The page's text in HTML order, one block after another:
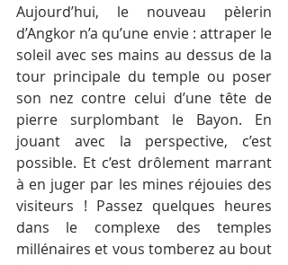
Aujourd’hui, le nouveau pèlerin
d’Angkor n’a qu’une envie : attraper le
soleil avec ses mains au dessus de la
tour principale du temple ou poser
son nez contre celui d’une tête de
pierre surplombant le Bayon. En
jouant avec la perspective, c’est
possible. Et c’est drôlement marrant
à en juger par les mines réjouies des
visiteurs ! Passez quelques heures
dans le complexe des temples
millénaires et vous tomberez au bout